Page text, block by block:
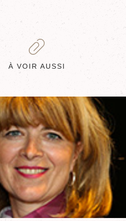
À VOIR AUSSI